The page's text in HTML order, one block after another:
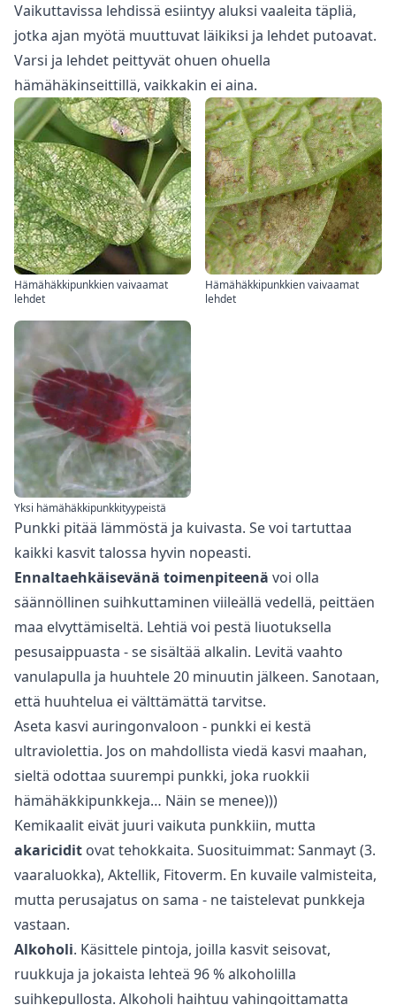
Vaikuttavissa lehdissä esiintyy aluksi vaaleita täpliä,
jotka ajan myötä muuttuvat läikiksi ja lehdet putoavat.
Varsi ja lehdet peittyvät ohuen ohuella
hämähäkinseittillä, vaikkakin ei aina.
Hämähäkkipunkkien vaivaamat
lehdet
Hämähäkkipunkkien vaivaamat
lehdet
Yksi hämähäkkipunkkityypeistä
Punkki pitää lämmöstä ja kuivasta. Se voi tartuttaa
kaikki kasvit talossa hyvin nopeasti.
Ennaltaehkäisevänä toimenpiteenä voi olla
säännöllinen suihkuttaminen viileällä vedellä, peittäen
maa elvyttämiseltä. Lehtiä voi pestä liuotuksella
pesusaippuasta - se sisältää alkalin. Levitä vaahto
vanulapulla ja huuhtele 20 minuutin jälkeen. Sanotaan,
että huuhtelua ei välttämättä tarvitse.
Aseta kasvi auringonvaloon - punkki ei kestä
ultraviolettia. Jos on mahdollista viedä kasvi maahan,
sieltä odottaa suurempi punkki, joka ruokkii
hämähäkkipunkkeja… Näin se menee)))
Kemikaalit eivät juuri vaikuta punkkiin, mutta
akaricidit ovat tehokkaita. Suosituimmat: Sanmayt (3.
vaaraluokka), Aktellik, Fitoverm. En kuvaile valmisteita,
mutta perusajatus on sama - ne taistelevat punkkeja
vastaan.
Alkoholi. Käsittele pintoja, joilla kasvit seisovat,
ruukkuja ja jokaista lehteä 96 % alkoholilla
suihkepullosta. Alkoholi haihtuu vahingoittamatta